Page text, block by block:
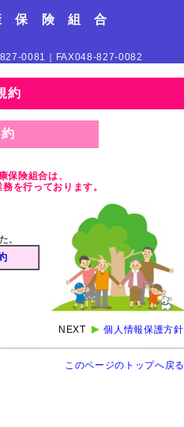
保 険 組 合
0081｜FAX048-827-0082
約
保険組合は、
を行っております。
。
NEXT 個人情報保護方針
このページのトップへ戻る